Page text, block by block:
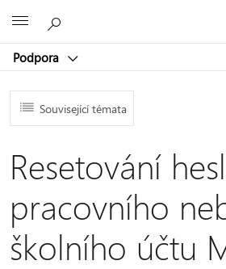
Podpora
Související témata
Resetování
pracovního
školního účtu